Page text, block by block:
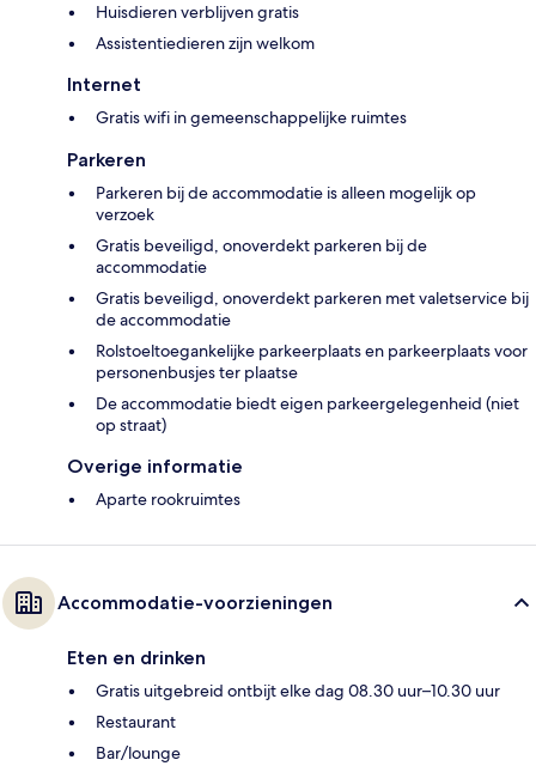
Huisdieren verblijven gratis
Assistentiedieren zijn welkom
Internet
Gratis wifi in gemeenschappelijke ruimtes
Parkeren
Parkeren bij de accommodatie is alleen mogelijk op
verzoek
Gratis beveiligd, onoverdekt parkeren bij de
accommodatie
Gratis beveiligd, onoverdekt parkeren met valetservice bij
de accommodatie
Rolstoeltoegankelijke parkeerplaats en parkeerplaats voor
personenbusjes ter plaatse
De accommodatie biedt eigen parkeergelegenheid (niet
op straat)
Overige informatie
Aparte rookruimtes
Accommodatie-voorzieningen
Eten en drinken
Gratis uitgebreid ontbijt elke dag 08.30 uur–10.30 uur
Restaurant
Bar/lounge